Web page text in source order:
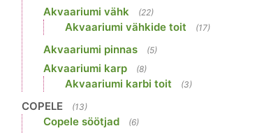
Akvaariumi vähk (22)
Akvaariumi vähkide toit (17)
Akvaariumi pinnas (5)
Akvaariumi karp (8)
Akvaariumi karbi toit (3)
COPELE (13)
Copele söötjad (6)